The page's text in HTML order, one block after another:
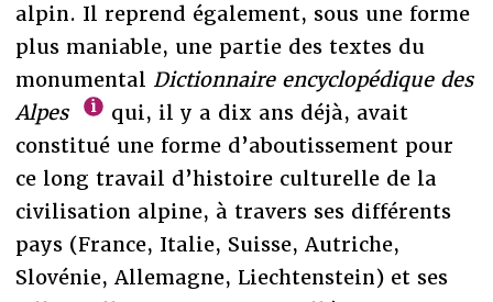
alpin. Il reprend également, sous une forme
plus maniable, une partie des textes du
monumental Dictionnaire encyclopédique des
Alpes
qui, il y a dix ans déjà, avait
constitué une forme d’aboutissement pour
ce long travail d’histoire culturelle de la
civilisation alpine, à travers ses différents
pays (France, Italie, Suisse, Autriche,
Slovénie, Allemagne, Liechtenstein) et ses